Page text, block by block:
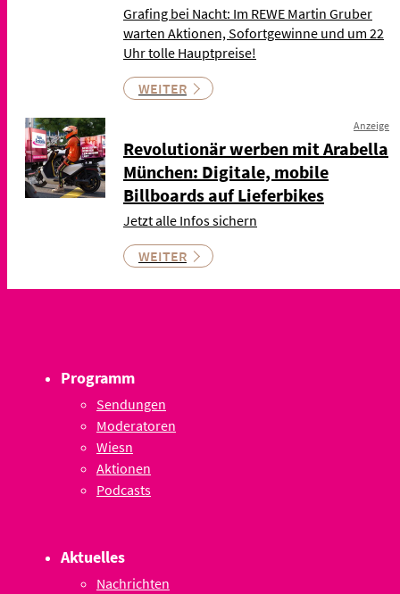
Grafing bei Nacht: Im REWE Martin Gruber
warten Aktionen, Sofortgewinne und um 22
Uhr tolle Hauptpreise!
WEITER
Anzeige
Revolutionär werben mit Arabella
München: Digitale, mobile
Billboards auf Lieferbikes
Jetzt alle Infos sichern
WEITER
Programm
Sendungen
Moderatoren
Wiesn
Aktionen
Podcasts
Aktuelles
Nachrichten